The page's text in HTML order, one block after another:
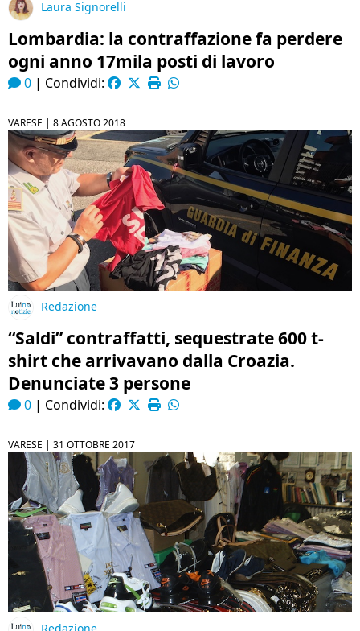
Laura Signorelli
Lombardia: la contraffazione fa perdere
ogni anno 17mila posti di lavoro
0 | Condividi:
VARESE | 8 AGOSTO 2018
Redazione
“Saldi” contraffatti, sequestrate 600 t-
shirt che arrivavano dalla Croazia.
Denunciate 3 persone
0 | Condividi:
VARESE | 31 OTTOBRE 2017